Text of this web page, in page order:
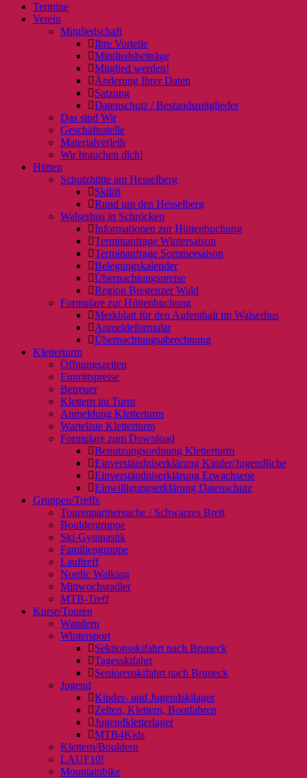
Termine
Verein
Mitgliedschaft
Ihre Vorteile
Mitgliedsbeiträge
Mitglied werden!
Änderung Ihrer Daten
Satzung
Datenschutz / Bestandsmitglieder
Das sind Wir
Geschäftsstelle
Materialverleih
Wir brauchen dich!
Hütten
Schutzhütte am Hesselberg
Skilift
Rund um den Hesselberg
Walserhus in Schröcken
Informationen zur Hüttenbuchung
Terminanfrage Wintersaison
Terminanfrage Sommersaison
Belegungskalender
Übernachtungspreise
Region Bregenzer Wald
Formulare zur Hüttenbuchung
Merkblatt für den Aufenthalt im Walserhus
Anmeldeformular
Übernachtungsabrechnung
Kletterturm
Öffnungszeiten
Eintrittspreise
Betreuer
Klettern im Turm
Anmeldung Kletterturm
Warteliste Kletterturm
Formulare zum Download
Benutzungsordnung Kletterturm
Einverständniserklärung Kinder/Jugendliche
Einverständniserklärung Erwachsene
Einwilligungserklärung Datenschutz
Gruppen/Treffs
Tourenpartnersuche / Schwarzes Brett
Bouldergruppe
Ski-Gymnastik
Familiengruppe
Lauftreff
Nordic Walking
Mittwochsradler
MTB-Treff
Kurse/Touren
Wandern
Wintersport
Sektionsskifahrt nach Bruneck
Tagesskifahrt
Seniorenskifahrt nach Bruneck
Jugend
Kinder- und Jugendskilager
Zelten, Klettern, Bootfahren
Jugendkletterlager
MTB4Kids
Klettern/Bouldern
LAUF10!
Mountainbike